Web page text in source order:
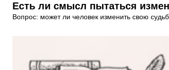
Есть ли смысл пытаться
Вопрос: может ли человек изменить свою